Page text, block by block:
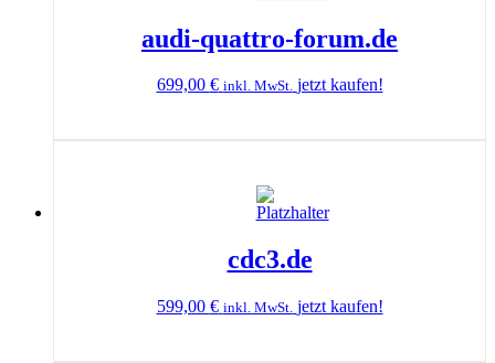
audi-quattro-forum.de
699,00 € inkl. MwSt. jetzt kaufen!
cdc3.de
599,00 € inkl. MwSt. jetzt kaufen!